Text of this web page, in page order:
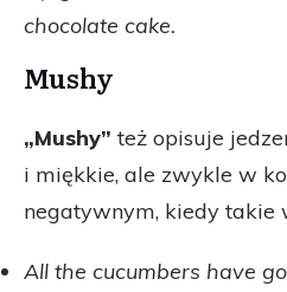
chocolate cake.
Mushy
„Mushy” też opisuje
i miękkie, ale zwykle w
negatywnym, kiedy takie
All the cucumbers have